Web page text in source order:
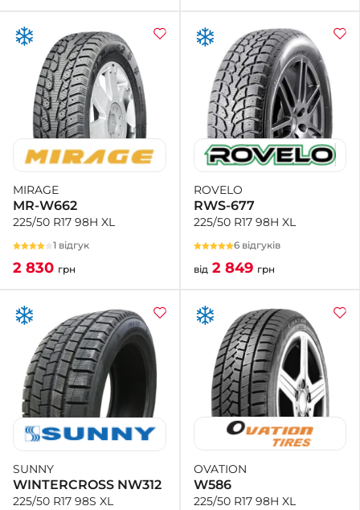
MIRAGE
MR-W662
225/50 R17 98H XL
1 відгук
2 830 грн
ROVELO
RWS-677
225/50 R17 98H XL
6 відгуків
від 2 849 грн
SUNNY
WINTERCROSS NW312
225/50 R17 98S XL
OVATION
W586
225/50 R17 98H XL